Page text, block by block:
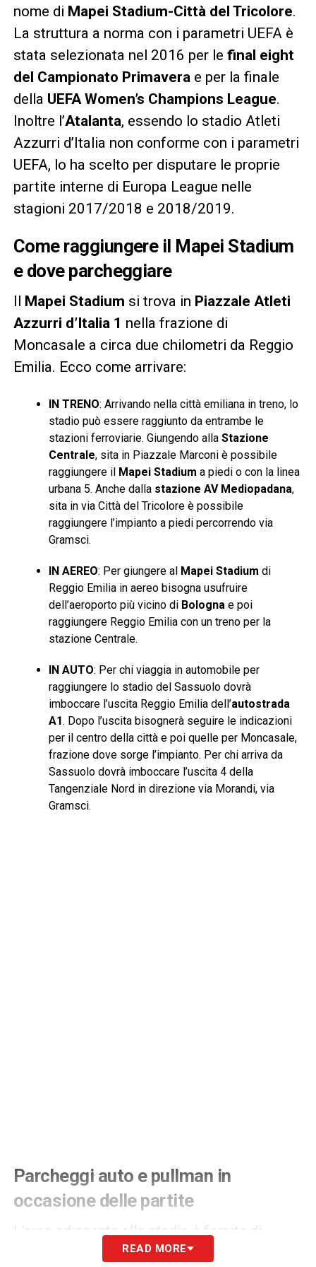
nome di Mapei Stadium-Città del Tricolore.
La struttura a norma con i parametri UEFA è
stata selezionata nel 2016 per le final eight
del Campionato Primaverae per la finale
della UEFA Women’s Champions League.
Inoltre l’Atalanta, essendo lo stadio Atleti
Azzurri d’Italia non conforme con i parametri
UEFA, lo ha scelto per disputare le proprie
partite interne di Europa League nelle
stagioni 2017/2018 e 2018/2019.
Come raggiungere il Mapei Stadium
e dove parcheggiare
Mapei Stadium si trova in Piazzale Atleti
Azzurri d’Italia 1 nella frazione di
Moncasale a circa due chilometri da Reggio
Emilia. Ecco come arrivare:
IN TRENO: Arrivando nella città emiliana in treno, lo
stadio può essere raggiunto da entrambe le
stazioni ferroviarie. Giungendo alla Stazione
Centrale, sita in Piazzale Marconi è possibile
raggiungere il Mapei Stadium a piedi o con la linea
urbana 5. Anche dalla stazione AV Mediopadana,
sita in via Città del Tricolore è possibile
raggiungere l’impianto a piedi percorrendo via
Gramsci.
IN AEREO: Per giungere al Mapei Stadium di
Reggio Emilia in aereo bisogna usufruire
dell’aeroporto più vicino di Bolognae poi
raggiungere Reggio Emilia con un treno per la
stazione Centrale.
IN AUTO: Per chi viaggia in automobile per
raggiungere lo stadio del Sassuolo dovrà
imboccare l’uscita Reggio Emilia dell’autostrada
A1. Dopo l’uscita bisognerà seguire le indicazioni
per il centro della città e poi quelle per Moncasale,
frazione dove sorge l’impianto. Per chi arriva da
Sassuolo dovrà imboccare l’uscita 4 della
Tangenziale Nord in direzione via Morandi, via
Gramsci.
Parcheggi auto e pullman in
occasione delle partite
L’area adiacente allo stadio è fornita di
numerosi parcheggi in grado di contenere
READ MORE